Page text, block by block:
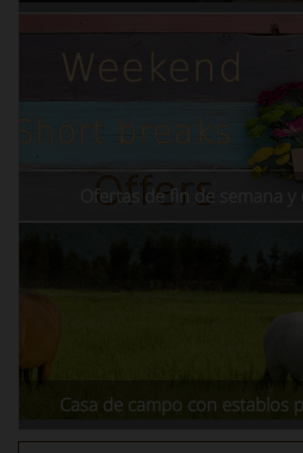
Ofertas de fin de semana y
Casa de campo con establos